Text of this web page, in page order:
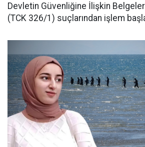
Devletin Güvenliğine İlişkin
(TCK 326/1) suçlarından işlem